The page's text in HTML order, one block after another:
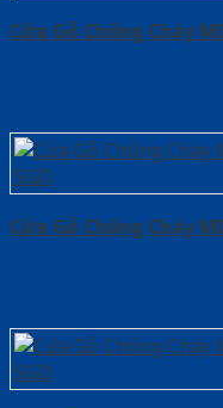
Cửa Gỗ Chống Cháy
Cửa Gỗ Chống Cháy